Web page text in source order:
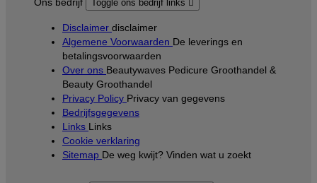
Ons bedrijf Toggle ons bedrijf links 
Disclaimer disclaimer
Algemene Voorwaarden De leverings en
betalingsvoorwaarden
Over ons Beautywaves Pedicure Groothandel &
Beauty Groothandel
Privacy Policy Privacy van gegevens
Bedrijfsgegevens
Links Links
Cookie verklaring
Sitemap De weg kwijt? Vinden wat u zoekt